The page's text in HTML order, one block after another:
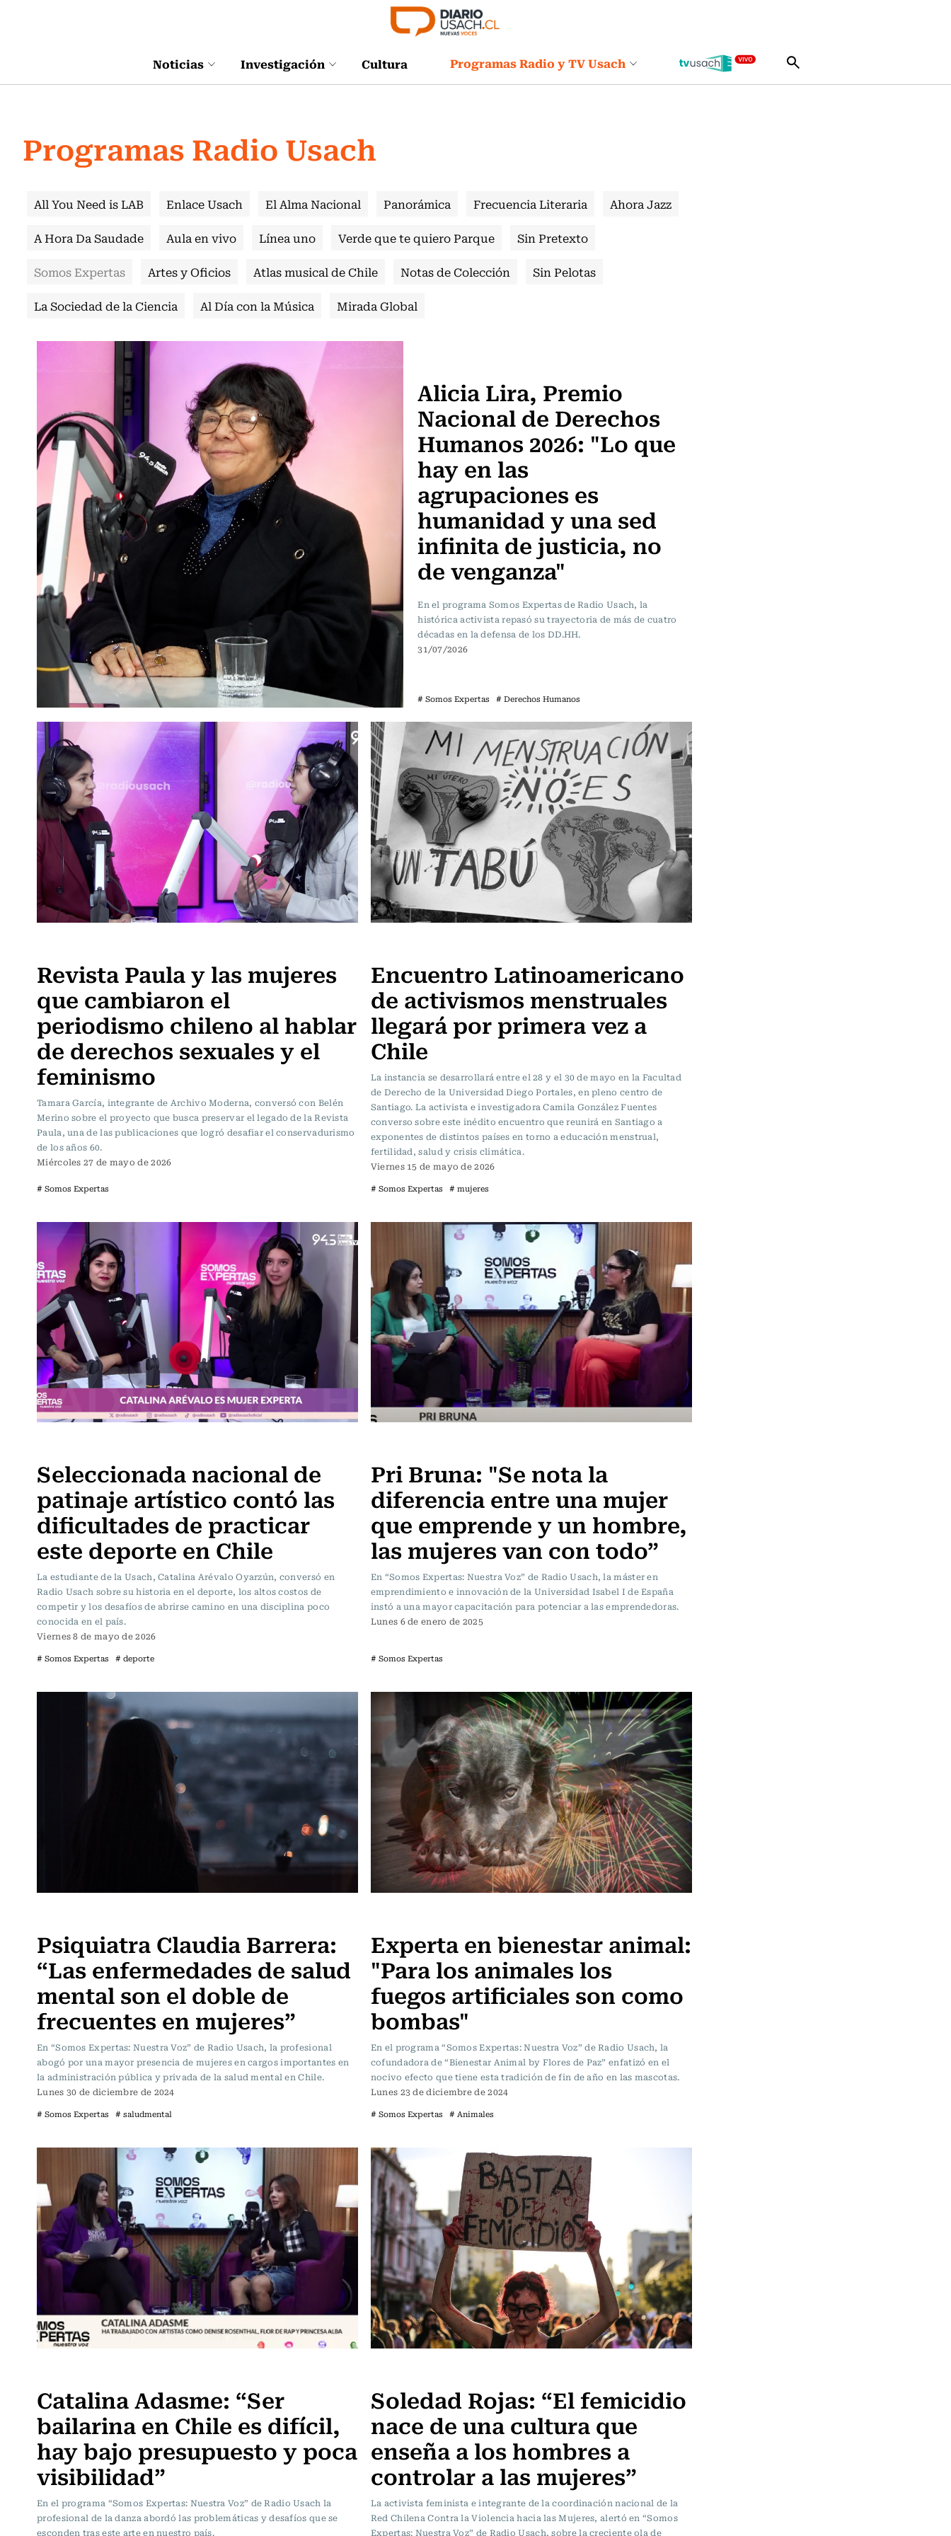
Noticias Investigación Cultura Programas Radio y TV Usach
Programas Radio Usach
All You Need is LAB Enlace Usach El Alma Nacional Panorámica Frecuencia Literaria
Ahora Jazz
A Hora Da Saudade
Aula en vivo Línea uno Verde que te quiero Parque
Sin Pretexto
Somos Expertas
Artes y Oficios Atlas musical de Chile Notas de Colección
Sin Pelotas
La Sociedad de la Ciencia
Al Día con la Música Mirada Global
Alicia Lira, Premio
Nacional de Derechos
Humanos 2026: "Lo que
hay en las
agrupaciones es
humanidad y una sed
infinita de justicia, no
de venganza"
En el programa Somos Expertas de Radio Usach, la
histórica activista repasó su trayectoria de más de cuatro
décadas en la defensa de los DD.HH.
31/07/2026
# Somos Expertas # Derechos Humanos
Revista Paula y las mujeres
que cambiaron el
periodismo chileno al hablar
de derechos sexuales y el
feminismo
Tamara García, integrante de Archivo Moderna, conversó con Belén
Merino sobre el proyecto que busca preservar el legado de la Revista
Paula, una de las publicaciones que logró desafiar el conservadurismo
de los años 60.
Miércoles 27 de mayo de 2026
# Somos Expertas
Encuentro Latinoamericano
de activismos menstruales
llegará por primera vez a
Chile
La instancia se desarrollará entre el 28 y el 30 de mayo en la Facultad
de Derecho de la Universidad Diego Portales, en pleno centro de
Santiago. La activista e investigadora Camila González Fuentes
converso sobre este inédito encuentro que reunirá en Santiago a
exponentes de distintos países en torno a educación menstrual,
fertilidad, salud y crisis climática.
Viernes 15 de mayo de 2026
# Somos Expertas # mujeres
Seleccionada nacional de
patinaje artístico contó las
dificultades de practicar
este deporte en Chile
La estudiante de la Usach, Catalina Arévalo Oyarzún, conversó en
Radio Usach sobre su historia en el deporte, los altos costos de
competir y los desafíos de abrirse camino en una disciplina poco
conocida en el país.
Viernes 8 de mayo de 2026
# Somos Expertas # deporte
Pri Bruna: "Se nota la
diferencia entre una mujer
que emprende y un hombre,
las mujeres van con todo”
En “Somos Expertas: Nuestra Voz” de Radio Usach, la máster en
emprendimiento e innovación de la Universidad Isabel I de España
instó a una mayor capacitación para potenciar a las emprendedoras.
Lunes 6 de enero de 2025
# Somos Expertas
Psiquiatra Claudia Barrera:
“Las enfermedades de salud
mental son el doble de
frecuentes en mujeres”
En “Somos Expertas: Nuestra Voz” de Radio Usach, la profesional
abogó por una mayor presencia de mujeres en cargos importantes en
la administración pública y privada de la salud mental en Chile.
Lunes 30 de diciembre de 2024
# Somos Expertas # saludmental
Experta en bienestar animal:
"Para los animales los
fuegos artificiales son como
bombas"
En el programa “Somos Expertas: Nuestra Voz” de Radio Usach, la
cofundadora de “Bienestar Animal by Flores de Paz” enfatizó en el
nocivo efecto que tiene esta tradición de fin de año en las mascotas.
Lunes 23 de diciembre de 2024
# Somos Expertas # Animales
Catalina Adasme: “Ser
bailarina en Chile es difícil,
hay bajo presupuesto y poca
visibilidad”
En el programa “Somos Expertas: Nuestra Voz” de Radio Usach la
profesional de la danza abordó las problemáticas y desafíos que se
esconden tras este arte en nuestro país.
Soledad Rojas: “El femicidio
nace de una cultura que
enseña a los hombres a
controlar a las mujeres”
La activista feminista e integrante de la coordinación nacional de la
Red Chilena Contra la Violencia hacia las Mujeres, alertó en “Somos
Expertas: Nuestra Voz” de Radio Usach, sobre la creciente ola de